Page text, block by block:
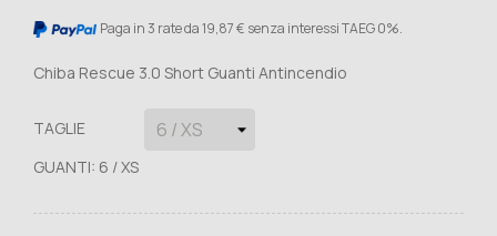
Paga in 3 rate da 19,87 € senza interessi TAEG 0%.
Chiba Rescue 3.0 Short Guanti Antincendio
TAGLIE
GUANTI: 6 / XS